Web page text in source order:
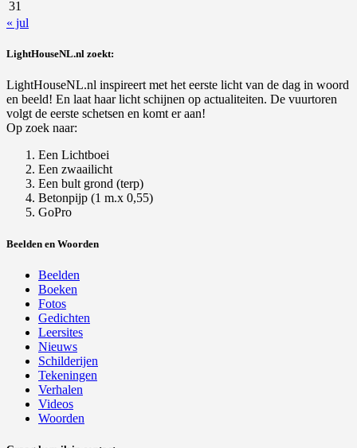
31
« jul
LightHouseNL.nl zoekt:
LightHouseNL.nl inspireert met het eerste licht van de dag in woord
en beeld! En laat haar licht schijnen op actualiteiten. De vuurtoren
volgt de eerste schetsen en komt er aan!
Op zoek naar:
Een Lichtboei
Een zwaailicht
Een bult grond (terp)
Betonpijp (1 m.x 0,55)
GoPro
Beelden en Woorden
Beelden
Boeken
Fotos
Gedichten
Leersites
Nieuws
Schilderijen
Tekeningen
Verhalen
Videos
Woorden